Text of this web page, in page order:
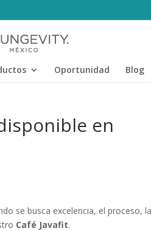
Oportunidad Blog
en
se busca excelencia, el proceso,
Café Javafit.